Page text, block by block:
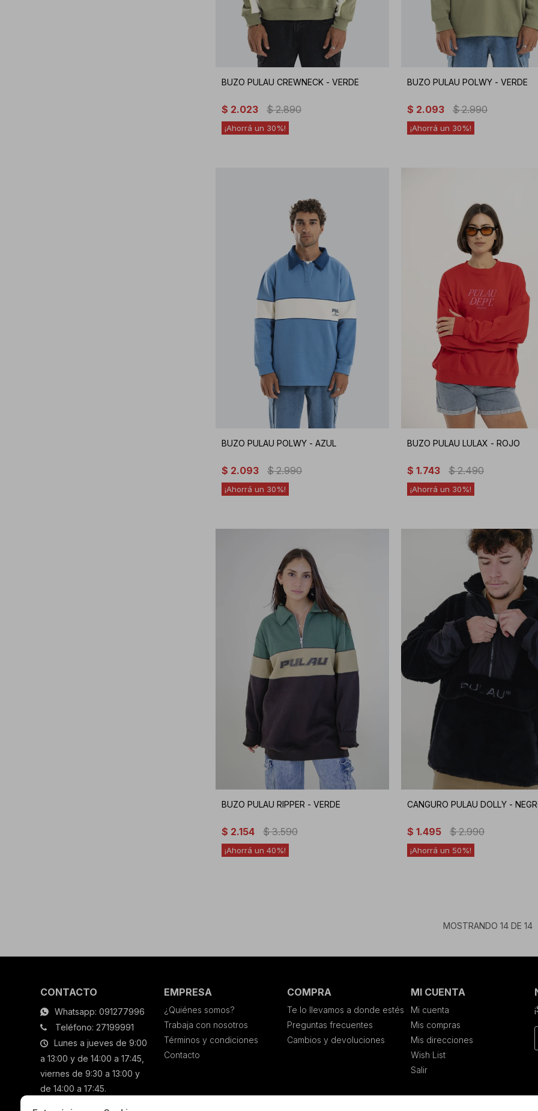
BUZO PULAU CREWNECK - VERDE
$ 2.023 $ 2.890
30
BUZO PULAU POLWY - VERDE
$ 2.093 $ 2.990
30
BUZO PULAU POLWY - AZUL
$ 2.093 $ 2.990
30
BUZO PULAU LULAX - ROJO
$ 1.743 $ 2.490
30
BUZO PULAU RIPPER - VERDE
$ 2.154 $ 3.590
40
CANGURO PULAU DOLLY -
$ 1.495 $ 2.990
50
MOSTRANDO14 DE14
CONTACTO
Whatsapp: 091277996
Teléfono: 27199991
Lunes a jueves de 9:00
a 13:00 y de 14:00 a 17:45,
viernes de 9:30 a 13:00 y
de 14:00 a 17:45.
EMPRESA
¿Quiénes somos?
Trabaja con nosotros
Términos y condiciones
Contacto
COMPRA
Te lo llevamos a donde estés
Preguntas frecuentes
Cambios y devoluciones
MI CUENTA
Mi cuenta
Mis compras
Mis direcciones
Wish List
Salir